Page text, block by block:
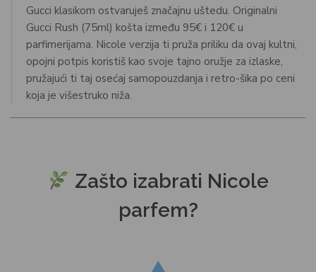
Gucci klasikom ostvaruješ značajnu uštedu. Originalni
Gucci Rush (75ml) košta između 95€ i 120€ u
parfimerijama. Nicole verzija ti pruža priliku da ovaj kultni,
opojni potpis koristiš kao svoje tajno oružje za izlaske,
pružajući ti taj osećaj samopouzdanja i retro-šika po ceni
koja je višestruko niža.
Zašto izabrati Nicole
parfem?